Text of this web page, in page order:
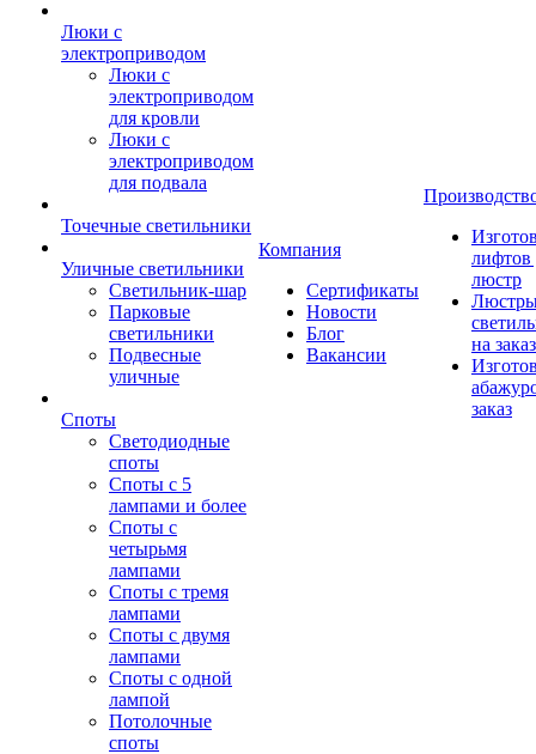
Люки с
электроприводом
Люки с
электроприводом
для кровли
Люки с
электроприводом
для подвала
Точечные светильники
Уличные светильники
Светильник-шар
Парковые
светильники
Подвесные
уличные
Споты
Светодиодные
споты
Споты с 5
лампами и более
Споты с
четырьмя
лампами
Споты с тремя
лампами
Споты с двумя
лампами
Споты с одной
лампой
Потолочные
споты
Компания
Сертификаты
Новости
Блог
Вакансии
лифтов
люстр
на заказ
заказ